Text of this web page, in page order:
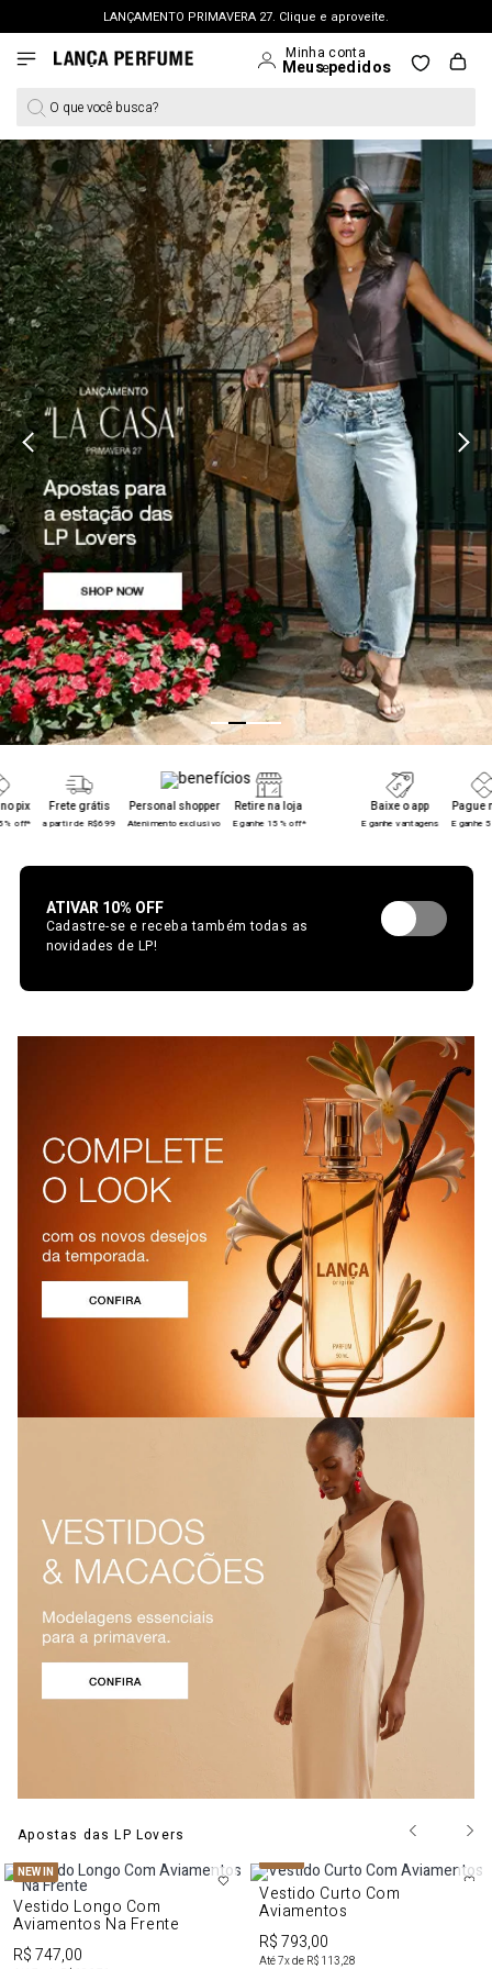
FRETE GRÁTIS | a partir de R$ 699. APROVEITAR >
PERSONAL SHOPPER | garanta benefícios exclusivos. CONSULTAR >
OUTLET: Até 65% OFF + 15% na 2ª peça. Confira >
O que você busca?
Frete grátis
a partir de R$699
Personal shopper
Atenimento exclusivo
Retire na loja
E ganhe 15% off*
Baixe o app
E ganhe vantagens
Pague no
E ganhe 5%
ATIVAR 10% OFF
Cadastre-se e receba também todas as
novidades de LP!
Apostas das LP Lovers
NEW IN
Vestido Longo Com
Aviamentos Na Frente
R$ 747,00
NEW IN
Vestido Curto Com
Aviamentos
R$ 793,00
Até7x de R$ 113,28